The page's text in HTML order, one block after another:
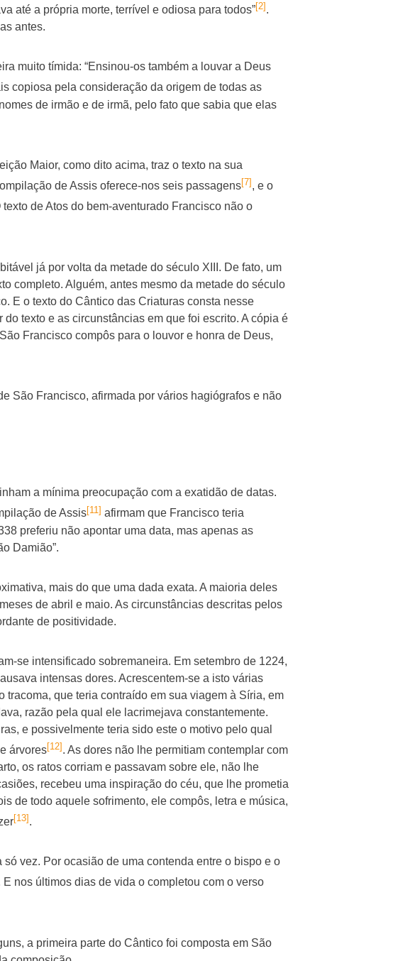
até a própria morte, terrível e odiosa para todos”[2] .
antes.
muito tímida: “Ensinou-os também a louvar a Deus
copiosa pela consideração da origem de todas as
de irmão e de irmã, pelo fato que sabia que elas
Maior, como dito acima, traz o texto na sua
de Assis oferece-nos seis passagens[7] , e o
de Atos do bem-aventurado Francisco não o
já por volta da metade do século XIII. De fato, um
completo. Alguém, antes mesmo da metade do século
E o texto do Cântico das Criaturas consta nesse
texto e as circunstâncias em que foi escrito. A cópia é
Francisco compôs para o louvor e honra de Deus,
São Francisco, afirmada por vários hagiógrafos e não
a mínima preocupação com a exatidão de datas.
de Assis[11] afirmam que Francisco teria
preferiu não apontar uma data, mas apenas as
Damião”.
mais do que uma dada exata. A maioria deles
de abril e maio. As circunstâncias descritas pelos
de positividade.
se intensificado sobremaneira. Em setembro de 1224,
intensas dores. Acrescentem-se a isto várias
que teria contraído em sua viagem à Síria, em
razão pela qual ele lacrimejava constantemente.
e possivelmente teria sido este o motivo pelo qual
árvores[12]. As dores não lhe permitiam contemplar com
os ratos corriam e passavam sobre ele, não lhe
recebeu uma inspiração do céu, que lhe prometia
de todo aquele sofrimento, ele compôs, letra e música,
[13] .
vez. Por ocasião de uma contenda entre o bispo e o
E nos últimos dias de vida o completou com o verso
a primeira parte do Cântico foi composta em São